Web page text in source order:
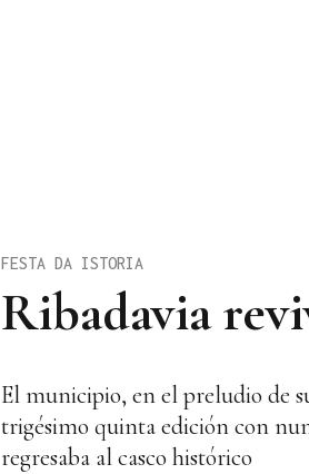
Ribadavia
FESTA DA ISTORIA
El municipio, en el preludio de
trigésimo quinta edición con
regresaba al casco histórico